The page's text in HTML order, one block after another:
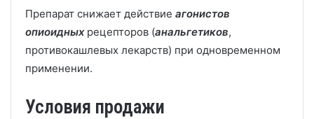
Препарат снижает действие агонистов
опиоидных рецепторов (анальгетиков,
противокашлевых лекарств) при одновременном
применении.
Условия продажи